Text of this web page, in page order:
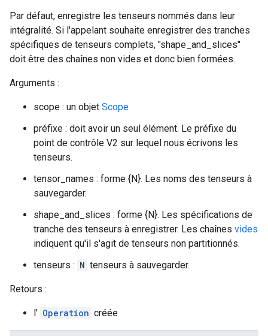
Par défaut, enregistre les tenseurs nommés dans leur
intégralité. Si l'appelant souhaite enregistrer des tranches
spécifiques de tenseurs complets, "shape_and_slices"
doit être des chaînes non vides et donc bien formées.
Arguments :
scope : un objet Scope
préfixe : doit avoir un seul élément. Le préfixe du
point de contrôle V2 sur lequel nous écrivons les
tenseurs.
tensor_names : forme {N}. Les noms des tenseurs à
sauvegarder.
shape_and_slices : forme {N}. Les spécifications de
tranche des tenseurs à enregistrer. Les chaînes vides
indiquent qu'il s'agit de tenseurs non partitionnés.
tenseurs : N tenseurs à sauvegarder.
Retours :
l' Operation créée